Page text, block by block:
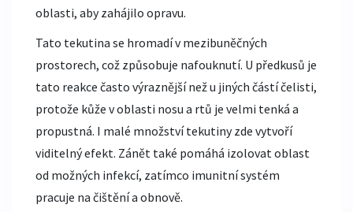
oblasti, aby zahájilo opravu.
Tato tekutina se hromadí v mezibuněčných
prostorech, což způsobuje nafouknutí. U předkusů je
tato reakce často výraznější než u jiných částí čelisti,
protože kůže v oblasti nosu a rtů je velmi tenká a
propustná. I malé množství tekutiny zde vytvoří
viditelný efekt. Zánět také pomáhá izolovat oblast
od možných infekcí, zatímco imunitní systém
pracuje na čištění a obnově.